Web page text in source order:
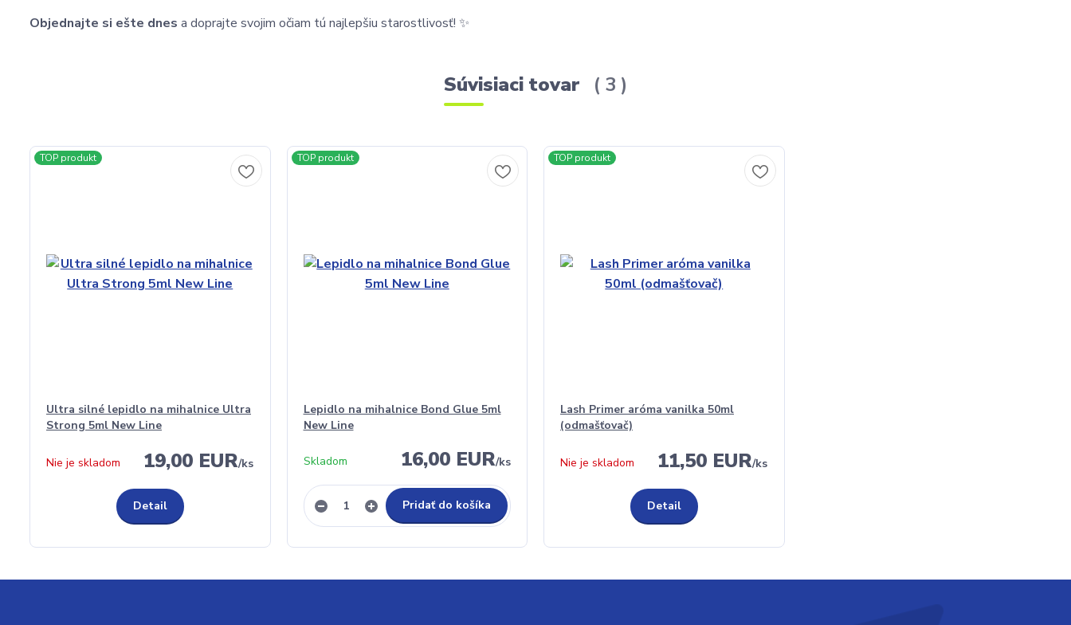
Objednajte si ešte dnes a doprajte svojim očiam tú najlepšiu starostlivosť! ✨
Súvisiaci tovar 3
TOP produkt
Ultra silné lepidlo na mihalnice Ultra
Strong 5ml New Line
19,00 EUR/ks
Nie je skladom
Detail
TOP produkt
Lepidlo na mihalnice Bond Glue 5ml
New Line
16,00 EUR/ks
Skladom
Pridať do košíka
TOP produkt
Lash Primer aróma vanilka 50ml
(odmašťovač)
11,50 EUR/ks
Nie je skladom
Detail